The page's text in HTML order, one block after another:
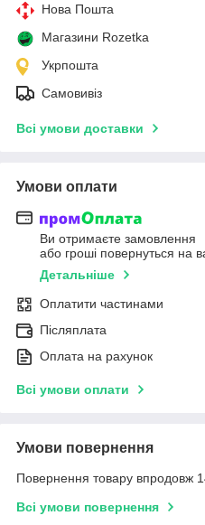
Нова Пошта
Магазини Rozetka
Укрпошта
Самовивіз
Всі умови доставки
Умови оплати
Ви отримаєте замовлення
або гроші повернуться на
Детальніше
Оплатити частинами
Післяплата
Оплата на рахунок
Всі умови оплати
Умови повернення
Повернення товару впродовж
Всі умови повернення